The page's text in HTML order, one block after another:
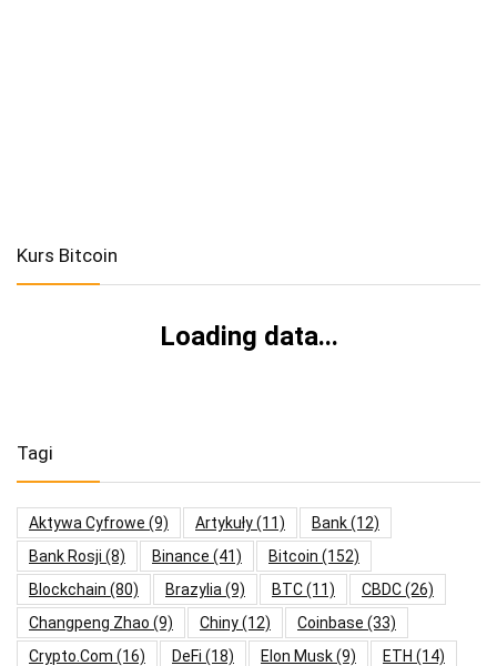
Kurs Bitcoin
Loading data...
Tagi
Aktywa Cyfrowe (9) Artykuły(11) Bank(12)
Bank Rosji (8) Binance (41) Bitcoin (152)
Blockchain (80) Brazylia (9) BTC(11) CBDC(26)
Changpeng Zhao (9) Chiny(12) Coinbase (33)
Crypto.com (16) DeFi (18) Elon Musk(9) ETH (14)